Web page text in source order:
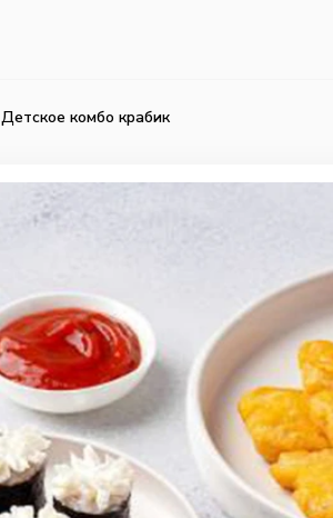
Детское комбо крабик